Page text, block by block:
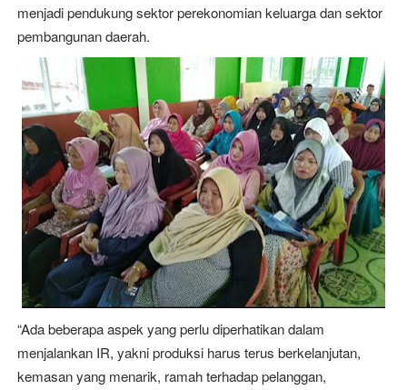
menjadi pendukung sektor perekonomian keluarga dan sektor
pembangunan daerah.
“Ada beberapa aspek yang perlu diperhatikan dalam
menjalankan IR, yakni produksi harus terus berkelanjutan,
kemasan yang menarik, ramah terhadap pelanggan,